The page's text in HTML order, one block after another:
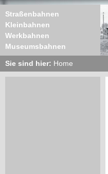
Straßenbahnen
Kleinbahnen
Werkbahnen
Museumsbahnen
Sie sind hier: Home